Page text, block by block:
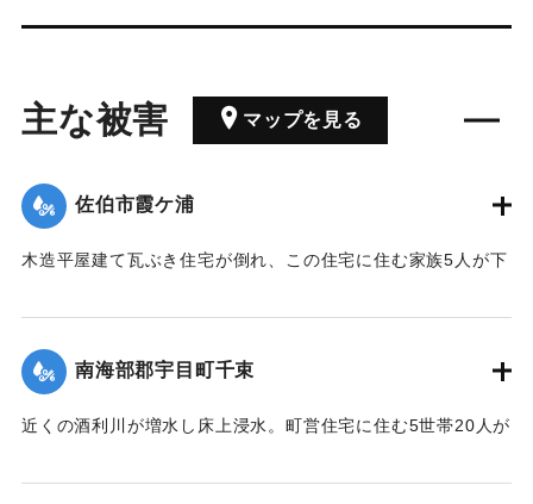
主な被害 マップを見る
佐伯市霞ケ浦
木造平屋建て瓦ぶき住宅が倒れ、この住宅に住む家族5人が下
り20分後無事に救出された。
【出典：大分合同新聞 1964年9月25日朝刊9面】
｜固有コード:00708020
南海部郡宇目町千束
近くの酒利川が増水し床上浸水。町営住宅に住む5世帯20人が